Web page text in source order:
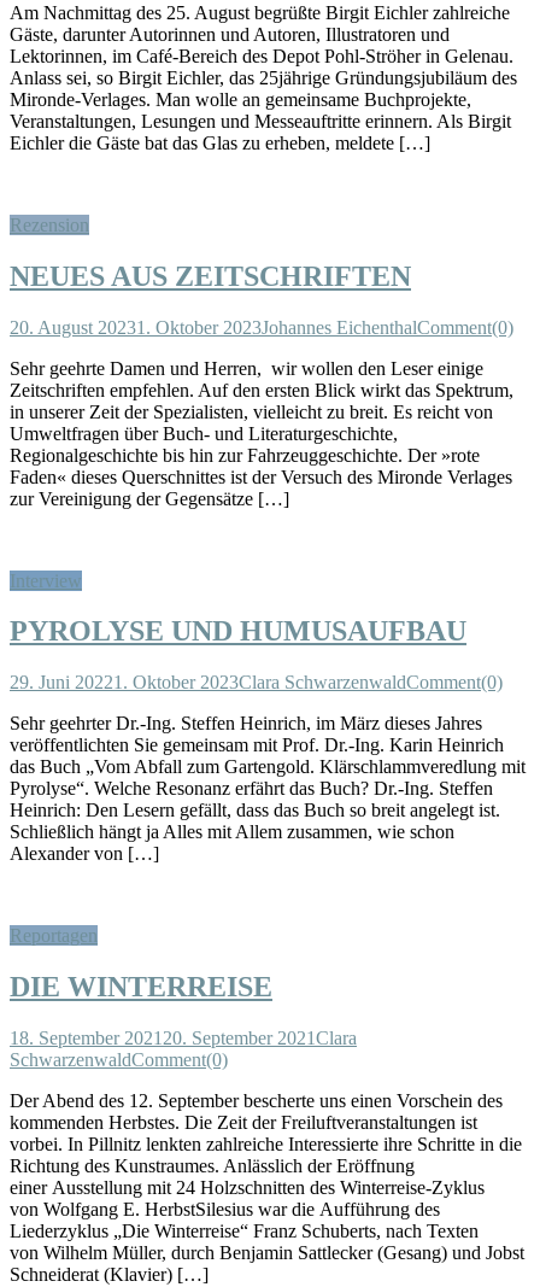
Am Nachmittag des 25. August begrüßte Birgit Eichler zahlreiche
Gäste, darunter Autorinnen und Autoren, Illustratoren und
Lektorinnen, im Café-Bereich des Depot Pohl-Ströher in Gelenau.
Anlass sei, so Birgit Eichler, das 25jährige Gründungsjubiläum des
Mironde-Verlages. Man wolle an gemeinsame Buchprojekte,
Veranstaltungen, Lesungen und Messeauftritte erinnern. Als Birgit
Eichler die Gäste bat das Glas zu erheben, meldete […]
Rezension
NEUES AUS ZEITSCHRIFTEN
20. August 20231. Oktober 2023Johannes EichenthalComment(0)
Sehr geehrte Damen und Herren, wir wollen den Leser einige
Zeitschriften empfehlen. Auf den ersten Blick wirkt das Spektrum,
in unserer Zeit der Spezialisten, vielleicht zu breit. Es reicht von
Umweltfragen über Buch- und Literaturgeschichte,
Regionalgeschichte bis hin zur Fahrzeuggeschichte. Der »rote
Faden« dieses Querschnittes ist der Versuch des Mironde Verlages
zur Vereinigung der Gegensätze […]
Interview
PYROLYSE UND HUMUSAUFBAU
29. Juni 20221. Oktober 2023Clara SchwarzenwaldComment(0)
Sehr geehrter Dr.-Ing. Steffen Heinrich, im März dieses Jahres
veröffentlichten Sie gemeinsam mit Prof. Dr.-Ing. Karin Heinrich
das Buch „Vom Abfall zum Gartengold. Klärschlammveredlung mit
Pyrolyse“. Welche Resonanz erfährt das Buch? Dr.-Ing. Steffen
Heinrich: Den Lesern gefällt, dass das Buch so breit angelegt ist.
Schließlich hängt ja Alles mit Allem zusammen, wie schon
Alexander von […]
Reportagen
DIE WINTERREISE
18. September 2021 20. September 2021Clara
SchwarzenwaldComment(0)
Der Abend des 12. September bescherte uns einen Vorschein des
kommenden Herbstes. Die Zeit der Freiluftveranstaltungen ist
vorbei. In Pillnitz lenkten zahlreiche Interessierte ihre Schritte in die
Richtung des Kunstraumes. Anlässlich der Eröffnung
einer Ausstellung mit 24 Holzschnitten des Winterreise-Zyklus
von Wolfgang E. HerbstSilesius war die Aufführung des
Liederzyklus „Die Winterreise“ Franz Schuberts, nach Texten
von Wilhelm Müller, durch Benjamin Sattlecker (Gesang) und Jobst
Schneiderat (Klavier) […]